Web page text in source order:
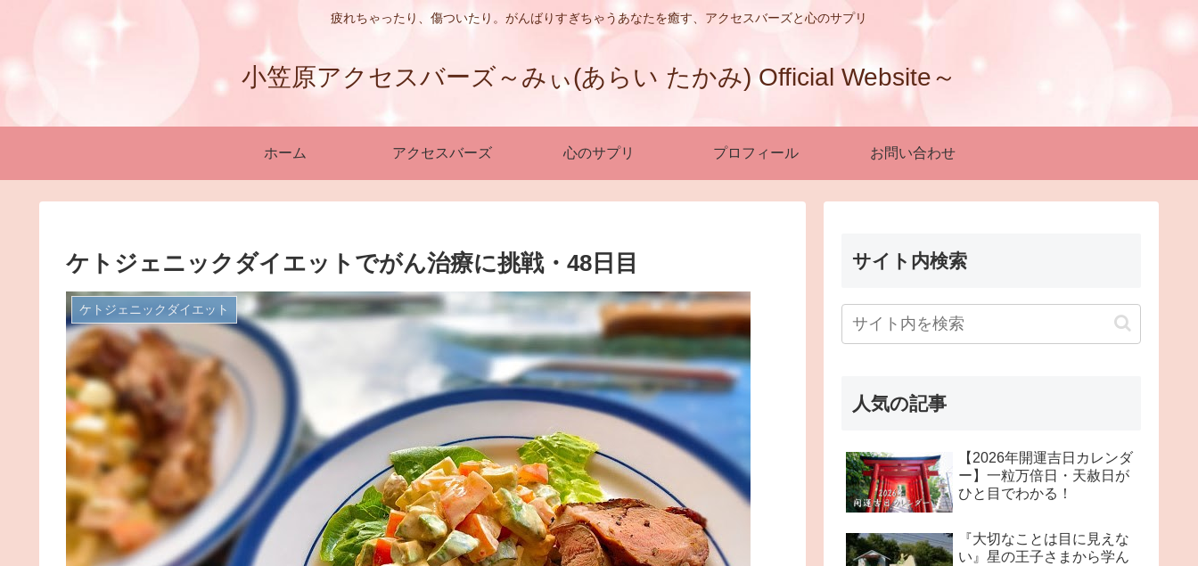
疲れちゃったり、傷ついたり。がんばりすぎちゃうあなたを癒す、アクセスバーズと心のサプリ
小笠原アクセスバーズ～みぃ(あらい たかみ) Official Website～
ホーム アクセスバーズ 心のサプリ プロフィール お問い合わせ
ケトジェニックダイエットでがん治療に挑戦・48日目
ケトジェニックダイエット
サイト内検索
人気の記事
【2026年開運吉日カレンダ
ー】一粒万倍日・天赦日が
ひと目でわかる！
『大切なことは目に見えな
い』星の王子さまから学ん